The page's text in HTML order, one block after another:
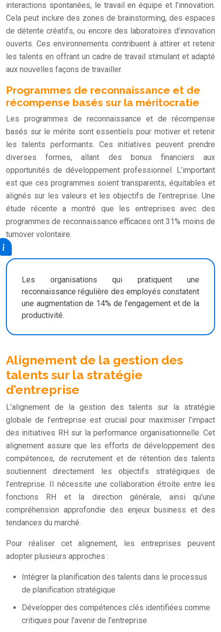
interactions spontanées, le travail en équipe et l’innovation.
Cela peut inclure des zones de brainstorming, des espaces
de détente créatifs, ou encore des laboratoires d’innovation
ouverts. Ces environnements contribuent à attirer et retenir
les talents en offrant un cadre de travail stimulant et adapté
aux nouvelles façons de travailler.
Programmes de reconnaissance et de
récompense basés sur la méritocratie
Les programmes de reconnaissance et de récompense
basés sur le mérite sont essentiels pour motiver et retenir
les talents performants. Ces initiatives peuvent prendre
diverses formes, allant des bonus financiers aux
opportunités de développement professionnel. L’important
est que ces programmes soient transparents, équitables et
alignés sur les valeurs et les objectifs de l’entreprise. Une
étude récente a montré que les entreprises avec des
programmes de reconnaissance efficaces ont 31% moins de
turnover volontaire.
Les organisations qui pratiquent une
reconnaissance régulière des employés constatent
une augmentation de 14% de l’engagement et de la
productivité.
Alignement de la gestion des
talents sur la stratégie
d’entreprise
L’alignement de la gestion des talents sur la stratégie
globale de l’entreprise est crucial pour maximiser l’impact
des initiatives RH sur la performance organisationnelle. Cet
alignement assure que les efforts de développement des
compétences, de recrutement et de rétention des talents
soutiennent directement les objectifs stratégiques de
l’entreprise. Il nécessite une collaboration étroite entre les
fonctions RH et la direction générale, ainsi qu’une
compréhension approfondie des enjeux business et des
tendances du marché.
Pour réaliser cet alignement, les entreprises peuvent
adopter plusieurs approches :
Intégrer la planification des talents dans le processus
de planification stratégique
Développer des compétences clés identifiées comme
critiques pour l’avenir de l’entreprise